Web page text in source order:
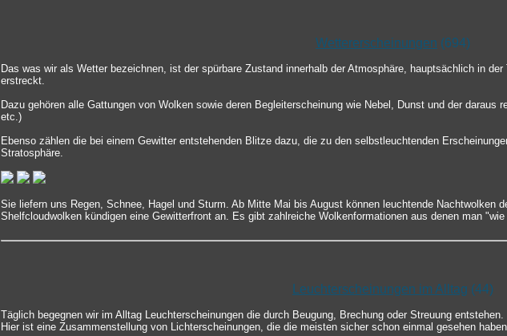
Wettererscheinungen (694)
Das was wir als Wetter bezeichnen, ist der spürbare Zustand innerhalb der Atmosphäre, hauptsächlich in
erstreckt.
Dazu gehören alle Gattungen von Wolken sowie deren Begleiterscheinung wie Nebel, Dunst und der daraus
etc.)
Ebenso zählen die bei einem Gewitter entstehenden Blitze dazu, die zu den selbstleuchtenden
Stratosphäre.
Sie liefern uns Regen, Schnee, Hagel und Sturm. Ab Mitte Mai bis August können leuchtende Nachtwolken
Shelfcloudwolken kündigen eine Gewitterfront an. Es gibt zahlreiche Wolkenformationen aus denen man
Leuchterscheinungen im Alltag (44)
Täglich begegnen wir im Alltag Leuchterscheinungen die durch Beugung, Brechung oder Streuung entstehen.
Hier ist eine Zusammenstellung von Lichterscheinungen, die die meisten sicher schon einmal gesehen